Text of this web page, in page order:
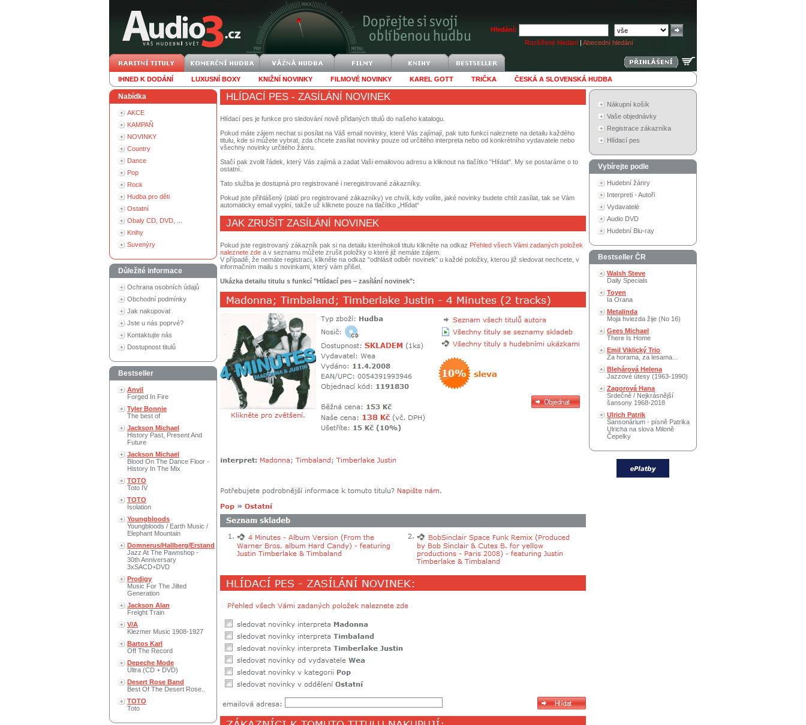
Hledání:
Rozšířené hledání | Abecední hledání
IHNED K DODÁNÍ LUXUSNÍ BOXY KNIŽNÍ NOVINKY FILMOVÉ NOVINKY KAREL GOTT TRIČKA ČESKÁ A SLOVENSKÁ HUDBA
Nabídka
AKCE
KAMPAŇ
NOVINKY
Country
Dance
Pop
Rock
Hudba pro děti
Ostatní
Obaly CD, DVD, ...
Knihy
Suvenýry
Důležité informace
Ochrana osobních údajů
Obchodní podmínky
Jak nakupovat
Jste u nás poprvé?
Kontaktujte nás
Dostupnost titulů
Bestseller
Anvil
Forged In Fire
Tyler Bonnie
The best of
Jackson Michael
History Past, Present And
Future
Jackson Michael
Blood On The Dance Floor -
History In The Mix
TOTO
Toto IV
TOTO
Isolation
Youngbloods
Youngbloods / Earth Music /
Elephant Mountain
Domnerus/Hallberg/Erstand
Jazz At The Pawnshop -
30th Anniversary
3xSACD+DVD
Prodigy
Music For The Jilted
Generation
Jackson Alan
Freight Train
V/A
Klezmer Music 1908-1927
Bartos Karl
Off The Record
Depeche Mode
Ultra (CD + DVD)
Desert Rose Band
Best Of The Desert Rose..
TOTO
Toto
HLÍDACÍ PES - ZASÍLÁNÍ NOVINEK
Hlídací pes je funkce pro sledování nově přidaných titulů do našeho katalogu.
Pokud máte zájem nechat si posílat na Váš email novinky, které Vás zajímají, pak tuto funkci naleznete na detailu každého
titulu, kde si můžete vybrat, zda chcete zasílat novinky pouze od určitého interpreta nebo od konkrétního vydavatele nebo
všechny novinky určitého žánru.
Stačí pak zvolit řádek, který Vás zajímá a zadat Vaši emailovou adresu a kliknout na tlačítko "Hlídat". My se postaráme o to
ostatní.
Tato služba je dostupná pro registrované i neregistrované zákazníky.
Pokud jste přihlášený (platí pro registrované zákazníky) ve chvíli, kdy volíte, jaké novinky budete chtít zasílat, tak se Vám
automaticky email vyplní, takže už kliknete pouze na tlačítko „Hlídat“
JAK ZRUŠIT ZASÍLÁNÍ NOVINEK
Pokud jste registrovaný zákazník pak si na detailu kteréhokoli titulu klikněte na odkaz Přehled všech Vámi zadaných položek
naleznete zde a v seznamu můžete zrušit položky o které již nemáte zájem.
V případě, že nemáte registraci, klikněte na odkaz "odhlásit odběr novinek" u každé položky, kterou již sledovat nechcete, v
informačním mailu s novinkami, který vám přišel.
Ukázka detailu titulu s funkcí "Hlídací pes – zasílání novinek":
Nákupní košík
Vaše objednávky
Registrace zákazníka
Hlídací pes
Vybírejte podle
Hudební žánry
Interpreti - Autoři
Vydavatelé
Audio DVD
Hudební Blu-ray
Bestseller ČR
Walsh Steve
Daily Specials
Toyen
Ia Orana
Metalinda
Moja hviezda žije (No 16)
Gees Michael
There Is Home
Emil Viklický Trio
Za horama, za lesama...
Blehárová Helena
Jazzové útesy (1963-1990)
Zagorová Hana
Srdečně / Nejkrásnější
šansony 1968-2018
Ulrich Patrik
Šansonárium - písně Patrika
Ulricha na slova Miloně
Čepelky